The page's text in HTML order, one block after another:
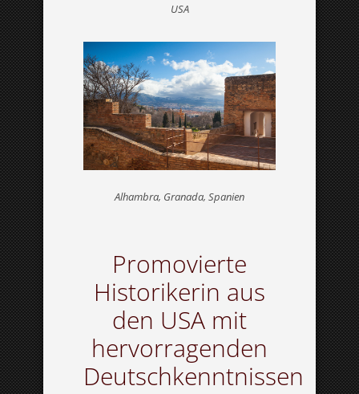
USA
Alhambra, Granada, Spanien
Promovierte
Historikerin aus
den USA mit
hervorragenden
Deutschkenntnissen